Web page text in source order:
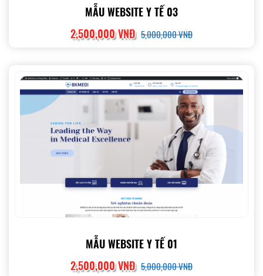
MẪU WEBSITE Y TẾ 03
2,500,000 VNĐ 5,000,000 VNĐ
MẪU WEBSITE Y TẾ 01
2,500,000 VNĐ 5,000,000 VNĐ